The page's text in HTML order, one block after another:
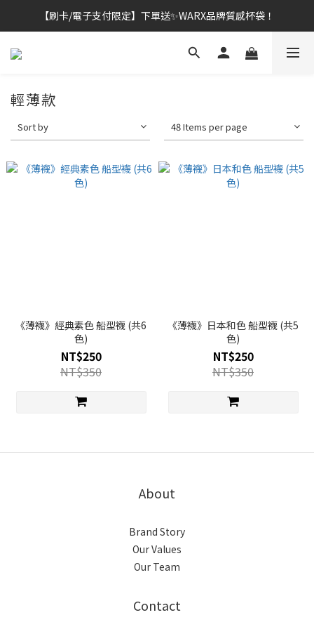
👔挺爸行動：全館襪款【最低$149起】✨立即下單！
【刷卡/電子支付限定】下單送✨WARX品牌質感杯袋！
👔挺爸行動：全館襪款【最低$149起】✨立即下單！
輕薄款
Sort by 48 Items per page
《薄襪》經典素色 船型襪 (共6
色)
NT$250
NT$350
《薄襪》日本和色 船型襪 (共5
色)
NT$250
NT$350
About
Brand Story
Our Values
Our Team
Contact